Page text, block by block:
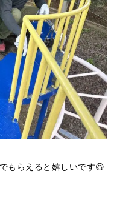
もらえると嬉しいです😆